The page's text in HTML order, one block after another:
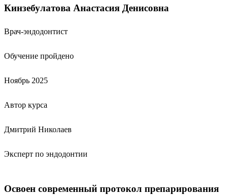
Кинзебулатова Анастасия Денисовна
Врач-эндодонтист
Обучение пройдено
Ноябрь 2025
Автор курса
Дмитрий Николаев
Эксперт по эндодонтии
Освоен современный протокол препарирования